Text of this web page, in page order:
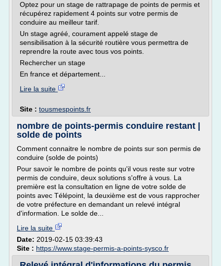
Optez pour un stage de rattrapage de points de permis et
récupérez rapidement 4 points sur votre permis de
conduire au meilleur tarif.
Un stage agréé, courament appelé stage de
sensibilisation à la sécurité routière vous permettra de
reprendre la route avec tous vos points.
Rechercher un stage
En france et département...
Lire la suite
Site : tousmespoints.fr
nombre de points-permis conduire restant |
solde de points
Comment connaitre le nombre de points sur son permis de
conduire (solde de points)
Pour savoir le nombre de points qu'il vous reste sur votre
permis de conduire, deux solutions s'offre à vous. La
première est la consultation en ligne de votre solde de
points avec Télépoint, la deuxième est de vous rapprocher
de votre préfecture en demandant un relevé intégral
d'information. Le solde de...
Lire la suite
Date: 2019-02-15 03:39:43
Site : https://www.stage-permis-a-points-sysco.fr